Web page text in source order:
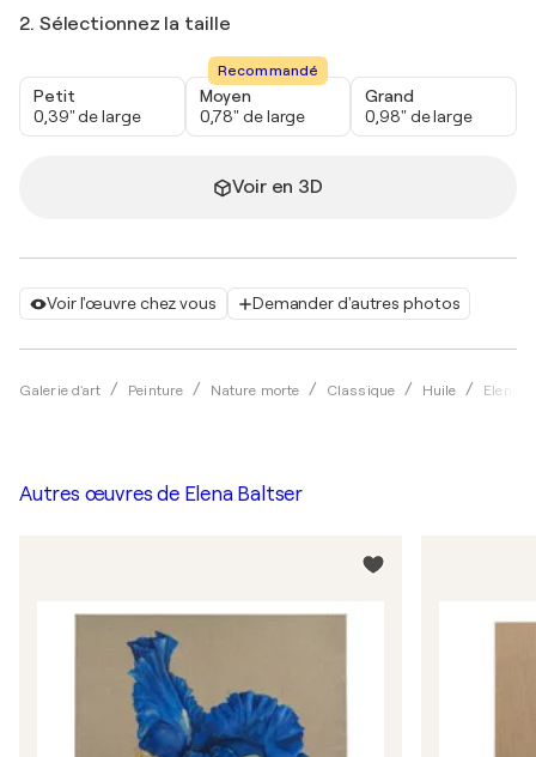
Voir l'œuvre chez vous Demander d'autres photos
Galerie d'art Peinture Nature morte Classique Huile Elena
2. Sélectionnez la taille
Petit
0,39" de large
Recommandé
Moyen
0,78" de large
Grand
0,98" de large
Voir en 3D
Autres œuvres de Elena Baltser